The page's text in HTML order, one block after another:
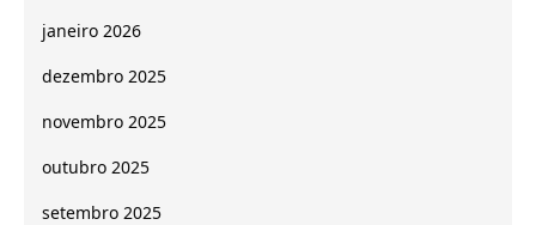
janeiro 2026
dezembro 2025
novembro 2025
outubro 2025
setembro 2025